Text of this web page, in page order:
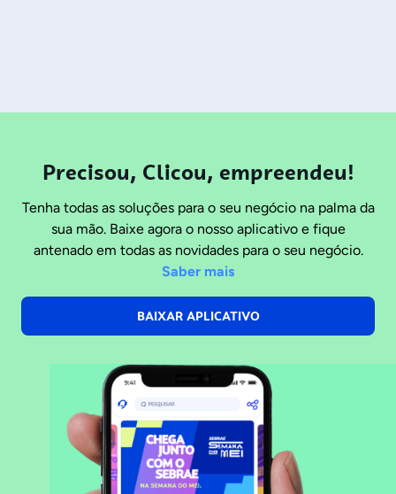
Precisou, Clicou, empreendeu!
Tenha todas as soluções para o seu negócio na palma da
sua mão. Baixe agora o nosso aplicativo e fique
antenado em todas as novidades para o seu negócio.
Saber mais
BAIXAR APLICATIVO